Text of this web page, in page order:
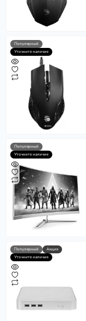
Популярный
Уточните наличие
Популярный
Уточните наличие
Популярный
Акция
Уточните наличие